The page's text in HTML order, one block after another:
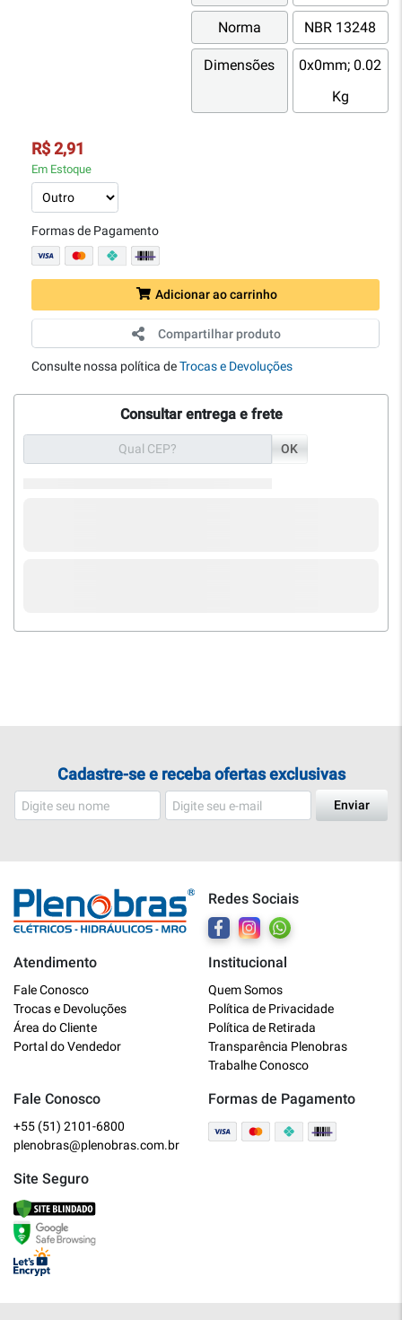
Norma NBR 13248
Dimensões
0x0mm; 0.02
Kg
R$ 2,91
Em Estoque
Formas de Pagamento
Adicionar ao carrinho
Compartilhar produto
Consulte nossa política deTrocas e Devoluções
Consultar entrega e frete
OK
Cadastre-se e receba ofertas exclusivas
Enviar
Redes Sociais
Atendimento
Fale Conosco
Trocas e Devoluções
Área do Cliente
Portal do Vendedor
Institucional
Quem Somos
Política de Privacidade
Política de Retirada
Transparência Plenobras
Trabalhe Conosco
Fale Conosco
+55 (51) 2101-6800
plenobras@plenobras.com.br
Formas de Pagamento
Site Seguro
Online
Bem vindo a Plenobras! Aqui você
encontra toda a linha de materiais
O que você deseja?